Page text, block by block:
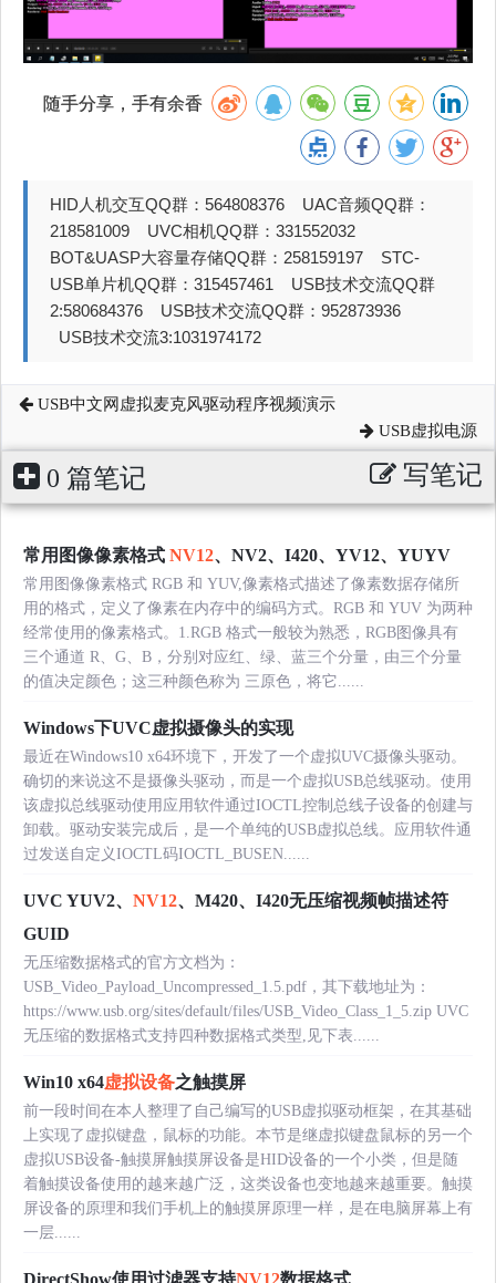
随手分享，手有余香
HID人机交互QQ群：564808376 UAC音频QQ群：
218581009 UVC相机QQ群：331552032
BOT&UASP大容量存储QQ群：258159197 STC-
USB单片机QQ群：315457461 USB技术交流QQ群
2:580684376 USB技术交流QQ群：952873936
USB技术交流3:1031974172
USB中文网虚拟麦克风驱动程序视频演示
USB虚拟电源
0 篇笔记 写笔记
常用图像像素格式 NV12、NV2、I420、YV12、YUYV
常用图像像素格式 RGB 和 YUV,像素格式描述了像素数据存储所
用的格式，定义了像素在内存中的编码方式。RGB 和 YUV 为两种
经常使用的像素格式。1.RGB 格式一般较为熟悉，RGB图像具有
三个通道 R、G、B，分别对应红、绿、蓝三个分量，由三个分量
的值决定颜色；这三种颜色称为 三原色，将它......
Windows下UVC虚拟摄像头的实现
最近在Windows10 x64环境下，开发了一个虚拟UVC摄像头驱动。
确切的来说这不是摄像头驱动，而是一个虚拟USB总线驱动。使用
该虚拟总线驱动使用应用软件通过IOCTL控制总线子设备的创建与
卸载。驱动安装完成后，是一个单纯的USB虚拟总线。应用软件通
过发送自定义IOCTL码IOCTL_BUSEN......
UVC YUV2、 NV12、M420、I420无压缩视频帧描述符
GUID
无压缩数据格式的官方文档为：
USB_Video_Payload_Uncompressed_1.5.pdf，其下载地址为：
https://www.usb.org/sites/default/files/USB_Video_Class_1_5.zip UVC
无压缩的数据格式支持四种数据格式类型,见下表......
Win10 x64虚拟设备之触摸屏
前一段时间在本人整理了自己编写的USB虚拟驱动框架，在其基础
上实现了虚拟键盘，鼠标的功能。本节是继虚拟键盘鼠标的另一个
虚拟USB设备-触摸屏触摸屏设备是HID设备的一个小类，但是随
着触摸设备使用的越来越广泛，这类设备也变地越来越重要。触摸
屏设备的原理和我们手机上的触摸屏原理一样，是在电脑屏幕上有
一层......
DirectShow使用过滤器支持NV12数据格式